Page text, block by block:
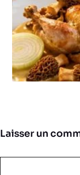
Laisser un